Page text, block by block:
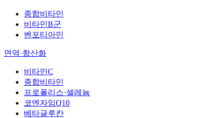
종합비타민
비타민B군
벤포티아민
면역·항산화
비타민C
종합비타민
프로폴리스·셀레늄
코엔자임Q10
베타글루칸